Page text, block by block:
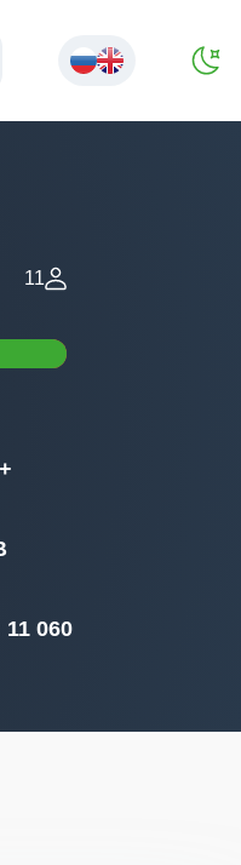
11
11 060